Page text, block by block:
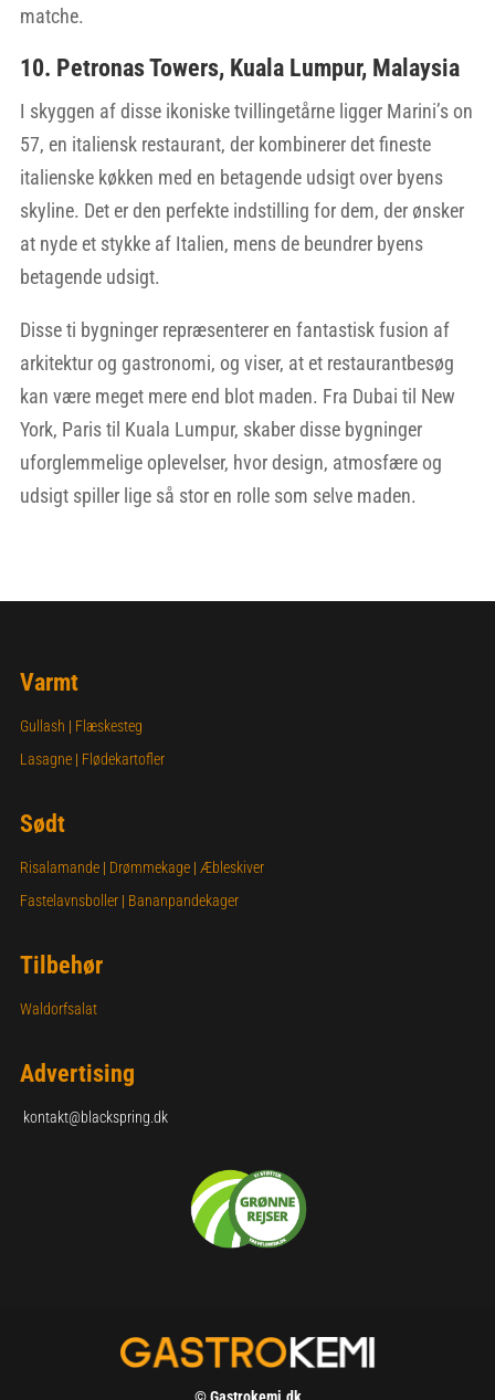
matche.
10. Petronas Towers, Kuala Lumpur, Malaysia
I skyggen af disse ikoniske tvillingetårne ligger Marini’s on
57, en italiensk restaurant, der kombinerer det fineste
italienske køkken med en betagende udsigt over byens
skyline. Det er den perfekte indstilling for dem, der ønsker
at nyde et stykke af Italien, mens de beundrer byens
betagende udsigt.
Disse ti bygninger repræsenterer en fantastisk fusion af
arkitektur og gastronomi, og viser, at et restaurantbesøg
kan være meget mere end blot maden. Fra Dubai til New
York, Paris til Kuala Lumpur, skaber disse bygninger
uforglemmelige oplevelser, hvor design, atmosfære og
udsigt spiller lige så stor en rolle som selve maden.
Varmt
Gullash | Flæskesteg
Lasagne| Flødekartofler
Sødt
Risalamande| Drømmekage| Æbleskiver
Fastelavnsboller| Bananpandekager
Tilbehør
Waldorfsalat
Advertising
kontakt@blackspring.dk
© Gastrokemi.dk